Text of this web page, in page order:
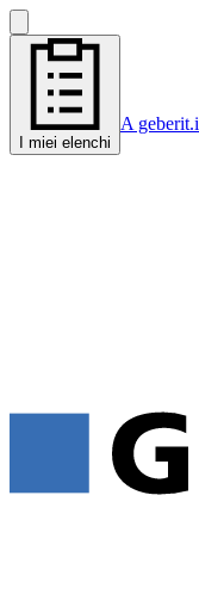
I miei elenchi
A